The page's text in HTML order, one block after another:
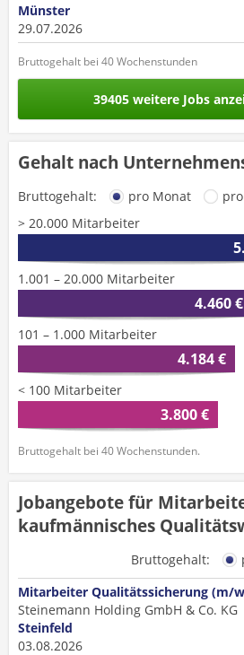
Münster
29.07.2026
Bruttogehalt bei 40 Wochenstunden
39405 weitere Jobs
Gehalt nach
Bruttogehalt: pro Monat
> 20.000 Mitarbeiter
1.001 – 20.000 Mitarbeiter
4.460 €
101 – 1.000 Mitarbeiter
4.184 €
< 100 Mitarbeiter
3.800 €
Bruttogehalt bei 40 Wochenstunden.
Jobangebote für
kaufmännisches
Bruttogehalt:
Mitarbeiter Qualitätssicherung (m/
Steinemann Holding GmbH & Co. KG
Steinfeld
03.08.2026